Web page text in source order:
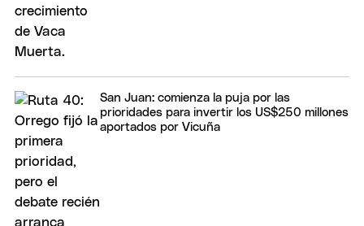
San Juan: comienza la puja por las
prioridades para invertir los US$250 millones
aportados por Vicuña